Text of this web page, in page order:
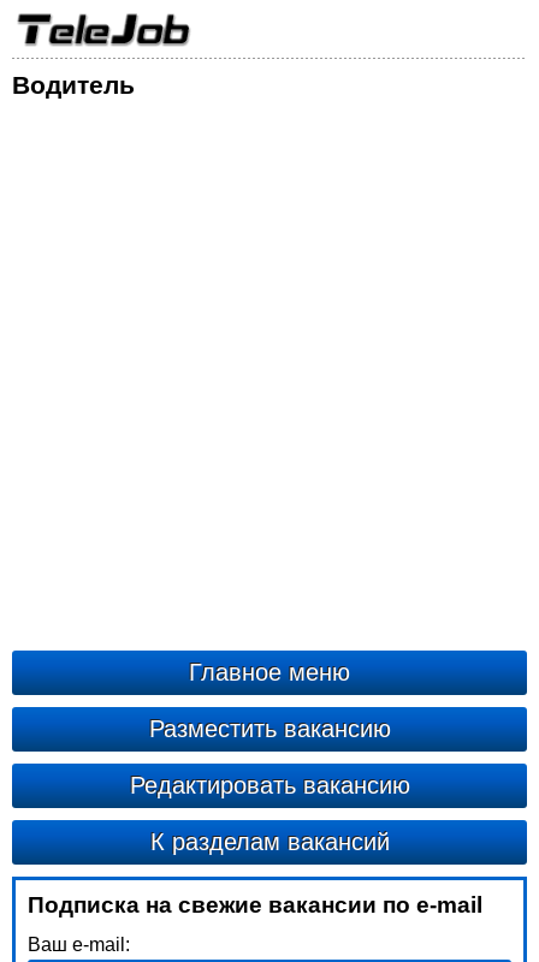
Водитель
Главное меню
Разместить вакансию
Редактировать вакансию
К разделам вакансий
Подписка на свежие вакансии по e-mail
Ваш e-mail: